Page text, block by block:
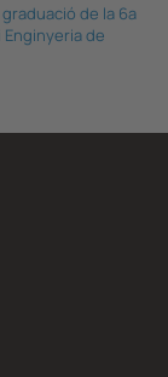
graduació de la 6a
de